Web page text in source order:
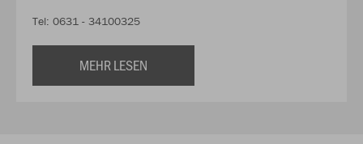
Tel: 0631 - 34100325
MEHR LESEN